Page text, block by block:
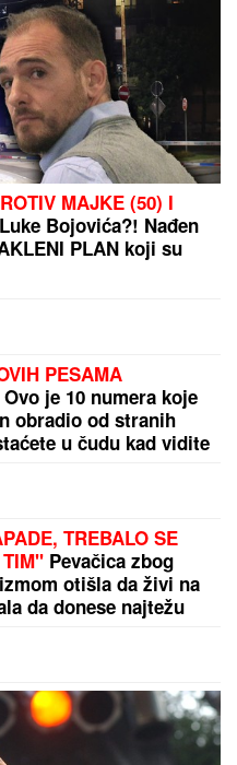
će vam trebati
i do 15 stepeni
BAZENU NA
odmah reagovala